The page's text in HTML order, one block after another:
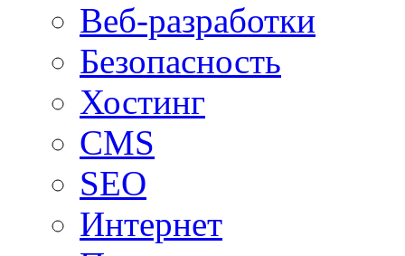
Веб-разработки
Безопасность
Хостинг
CMS
SEO
Интернет